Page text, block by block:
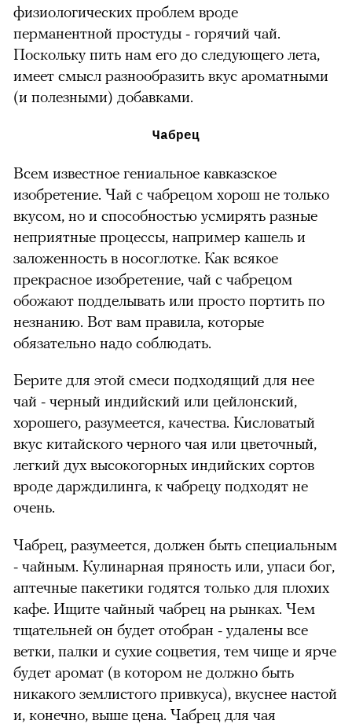
физиологических проблем вроде
перманентной простуды - горячий чай.
Поскольку пить нам его до следующего лета,
имеет смысл разнообразить вкус ароматными
(и полезными) добавками.
Чабрец
Всем известное гениальное кавказское
изобретение. Чай с чабрецом хорош не только
вкусом, но и способностью усмирять разные
неприятные процессы, например кашель и
заложенность в носоглотке. Как всякое
прекрасное изобретение, чай с чабрецом
обожают подделывать или просто портить по
незнанию. Вот вам правила, которые
обязательно надо соблюдать.
Берите для этой смеси подходящий для нее
чай - черный индийский или цейлонский,
хорошего, разумеется, качества. Кисловатый
вкус китайского черного чая или цветочный,
легкий дух высокогорных индийских сортов
вроде дарждилинга, к чабрецу подходят не
очень.
00:00/00:00
можно через
Чабрец, разумеется, должен быть специальным
- чайным. Кулинарная пряность или, упаси бог,
аптечные пакетики годятся только для плохих
кафе. Ищите чайный чабрец на рынках. Чем
тщательней он будет отобран - удалены все
ветки, палки и сухие соцветия, тем чище и ярче
будет аромат (в котором не должно быть
никакого землистого привкуса), вкуснее настой
и, конечно, выше цена. Чабрец для чая